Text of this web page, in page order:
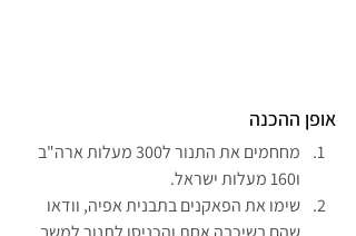
אופן ההכנה
מחחמים את התנור ל300 מעלות ארה"ב
ו160 מעלות ישראל.
שימו את הפאקנים בתבנית אפיה, וודאו